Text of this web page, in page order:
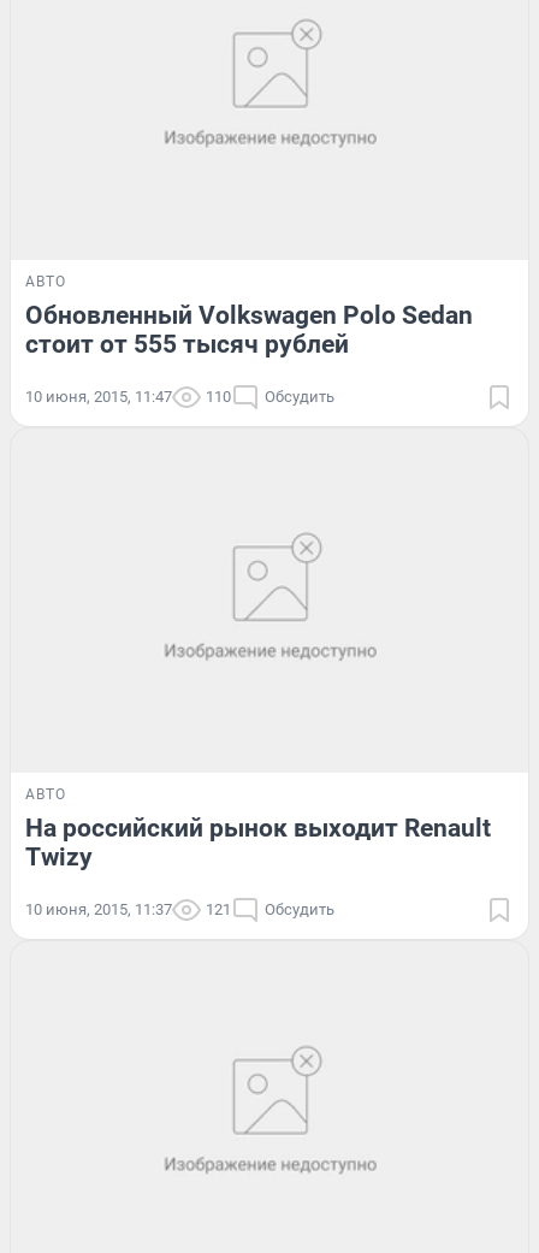
АВТО
Обновленный Volkswagen Polo Sedan
стоит от 555 тысяч рублей
10 июня, 2015, 11:47 110 Обсудить
АВТО
На российский рынок выходит Renault
Twizy
10 июня, 2015, 11:37 121 Обсудить